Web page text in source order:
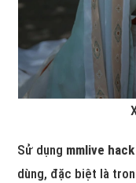
Sử dụng mmlive hack
dùng, đặc biệt là